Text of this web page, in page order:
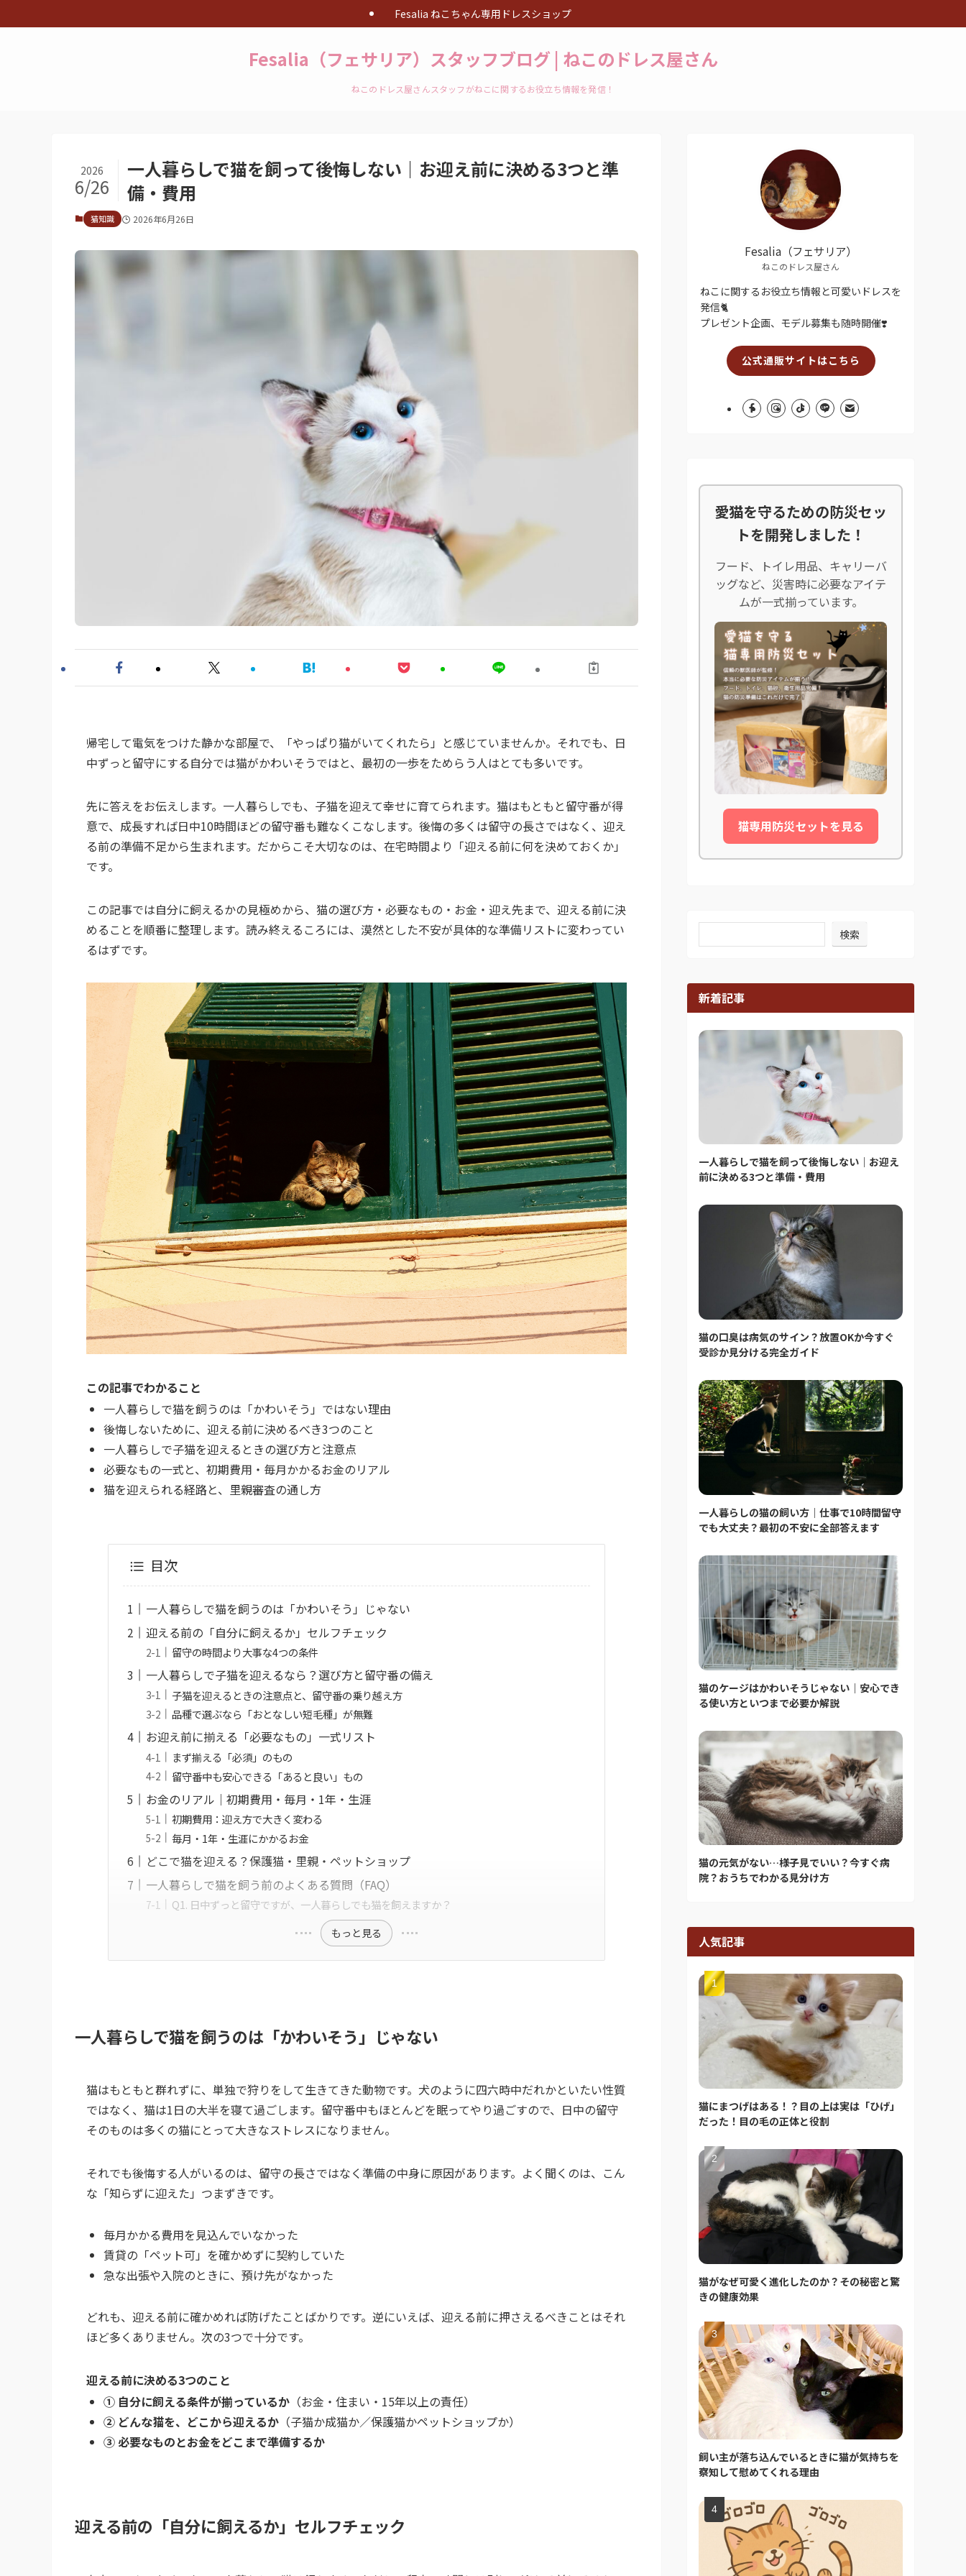
Fesalia（フェサリア）スタッフブログ | ねこのドレス屋さん
ねこのドレス屋さんスタッフがねこに関するお役立ち情報を発信！
Fesalia ねこちゃん専用ドレスショップ
一人暮らしで猫を飼って後悔しない｜お迎え前に決める3つと準
備・費用
2026
6/26
猫知識 2026年6月26日
帰宅して電気をつけた静かな部屋で、「やっぱり猫がいてくれたら」と感じていませんか。それでも、日
中ずっと留守にする自分では猫がかわいそうではと、最初の一歩をためらう人はとても多いです。
先に答えをお伝えします。一人暮らしでも、子猫を迎えて幸せに育てられます。猫はもともと留守番が得
意で、成長すれば日中10時間ほどの留守番も難なくこなします。後悔の多くは留守の長さではなく、迎え
る前の準備不足から生まれます。だからこそ大切なのは、在宅時間より「迎える前に何を決めておくか」
です。
この記事では自分に飼えるかの見極めから、猫の選び方・必要なもの・お金・迎え先まで、迎える前に決
めることを順番に整理します。読み終えるころには、漠然とした不安が具体的な準備リストに変わってい
るはずです。
この記事でわかること
一人暮らしで猫を飼うのは「かわいそう」ではない理由
後悔しないために、迎える前に決めるべき3つのこと
一人暮らしで子猫を迎えるときの選び方と注意点
必要なもの一式と、初期費用・毎月かかるお金のリアル
猫を迎えられる経路と、里親審査の通し方
目次
一人暮らしで猫を飼うのは「かわいそう」じゃない
迎える前の「自分に飼えるか」セルフチェック
留守の時間より大事な4つの条件
一人暮らしで子猫を迎えるなら？選び方と留守番の備え
子猫を迎えるときの注意点と、留守番の乗り越え方
品種で選ぶなら「おとなしい短毛種」が無難
お迎え前に揃える「必要なもの」一式リスト
まず揃える「必須」のもの
留守番中も安心できる「あると良い」もの
お金のリアル｜初期費用・毎月・1年・生涯
初期費用：迎え方で大きく変わる
毎月・1年・生涯にかかるお金
どこで猫を迎える？保護猫・里親・ペットショップ
一人暮らしで猫を飼う前のよくある質問（FAQ）
Q1. 日中ずっと留守ですが、一人暮らしでも猫を飼えますか？
もっと見る
一人暮らしで猫を飼うのは「かわいそう」じゃない
猫はもともと群れずに、単独で狩りをして生きてきた動物です。犬のように四六時中だれかといたい性質
ではなく、猫は1日の大半を寝て過ごします。留守番中もほとんどを眠ってやり過ごすので、日中の留守
そのものは多くの猫にとって大きなストレスになりません。
それでも後悔する人がいるのは、留守の長さではなく準備の中身に原因があります。よく聞くのは、こん
な「知らずに迎えた」つまずきです。
毎月かかる費用を見込んでいなかった
賃貸の「ペット可」を確かめずに契約していた
急な出張や入院のときに、預け先がなかった
どれも、迎える前に確かめれば防げたことばかりです。逆にいえば、迎える前に押さえるべきことはそれ
ほど多くありません。次の3つで十分です。
迎える前に決める3つのこと
① 自分に飼える条件が揃っているか （お金・住まい・15年以上の責任）
② どんな猫を、どこから迎えるか （子猫か成猫か／保護猫かペットショップか）
③ 必要なものとお金をどこまで準備するか
迎える前の「自分に飼えるか」セルフチェック
Fesalia（フェサリア）
ねこのドレス屋さん
ねこに関するお役立ち情報と可愛いドレスを
発信🐈
プレゼント企画、モデル募集も随時開催❣️
公式通販サイトはこちら
愛猫を守るための防災セッ
トを開発しました！
フード、トイレ用品、キャリーバ
ッグなど、災害時に必要なアイテ
ムが一式揃っています。
猫専用防災セットを見る
検索
新着記事
一人暮らしで猫を飼って後悔しない｜お迎え
前に決める3つと準備・費用
猫の口臭は病気のサイン？放置OKか今すぐ
受診か見分ける完全ガイド
一人暮らしの猫の飼い方｜仕事で10時間留守
でも大丈夫？最初の不安に全部答えます
猫のケージはかわいそうじゃない｜安心でき
る使い方といつまで必要か解説
猫の元気がない…様子見でいい？今すぐ病
院？おうちでわかる見分け方
人気記事
猫にまつげはある！？目の上は実は「ひげ」
だった！目の毛の正体と役割
猫がなぜ可愛く進化したのか？その秘密と驚
きの健康効果
飼い主が落ち込んでいるときに猫が気持ちを
察知して慰めてくれる理由